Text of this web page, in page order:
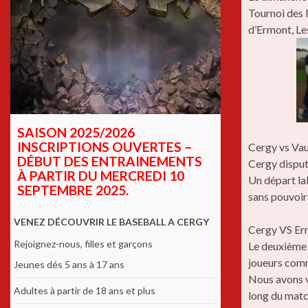
Tournoi des
d’Ermont,
Cergy vs
Cergy
Un départ
sans
Cergy VS
Le
joueurs
Nous avons
long du
SAISON 2025/2026
INSCRIPTIONS OUVERTES –
DÉBUT DES ENTRAINEMENTS
À PARTIR DU MERCREDI 10
SEPTEMBRE 2025.
VENEZ DÉCOUVRIR LE BASEBALL A CERGY
Rejoignez-nous, filles et garçons
Jeunes dés 5 ans à 17 ans
Adultes à partir de 18 ans et plus